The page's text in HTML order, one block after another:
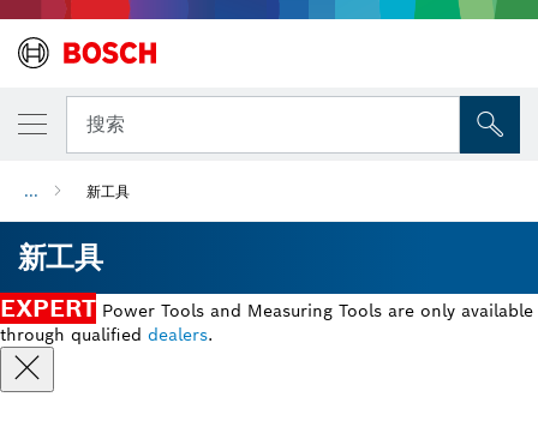
搜索
... 新工具
新工具
EXPERT Power Tools and Measuring Tools are only available
through qualified dealers.